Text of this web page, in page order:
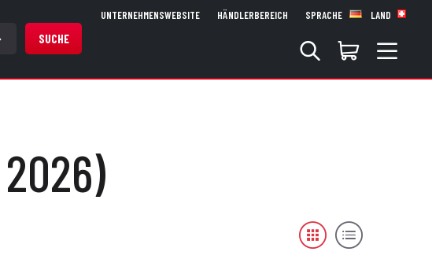
SUCHE
UNTERNEHMENSWEBSITE HÄNDLERBEREICH SPRACHE LAND